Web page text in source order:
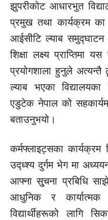
झुपरीकोट आधारभुत
प्रमुख तथा कार्यक्रम
आईसीटि ल्याब समुद्घाटन
शिक्षा लक्ष्य प्राप्तिमा
प्रयोगशाला हुनुले अत्यन्तै
ल्याब भएका
एडुटेक नेपाल को
बताउनुभयो।
कर्मफ्लाइट्सका
उद्ध्श्य दुर्गम भेग मा
आफ्ना सु्चना प्रबिधि
आधुनिक र कार्यात्मक
विद्यार्थीहरूको लागि